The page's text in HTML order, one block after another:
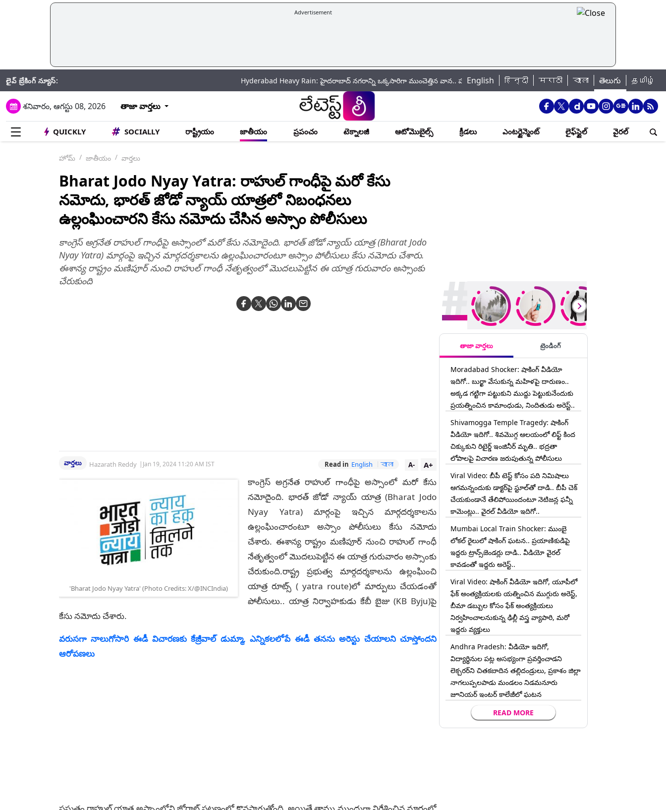
Advertisement
లైవ్ బ్రేకింగ్ న్యూస్: Hyderabad Heavy Rain: హైదరాబాద్‌ నగరాన్ని ఒక్కసారిగా ముంచెత్తిన వాన.. పలు ప్రాంతాల్లో భారీగా ట్రాఫిక్ జాం.. ప్రజలు ఇళ్ల నుంచి బయటకు రావొద్దని సూచన..
English हिन्दी मराठी বাংলা తెలుగు தமிழ்
శనివారం, ఆగస్టు 08, 2026 తాజా వార్తలు
QUICKLY SOCIALLY రాష్ట్రీయం జాతీయం ప్రపంచం టెక్నాలజీ ఆటోమొబైల్స్ క్రీడలు ఎంటర్టైన్మెంట్ లైఫ్‌స్టైల్ వైరల్
హోమ్ జాతీయం వార్తలు
Bharat Jodo Nyay Yatra: రాహుల్ గాంధీపై మరో కేసు
నమోదు, భారత్ జోడో న్యాయ్ యాత్రలో నిబంధనలు
ఉల్లంఘించారని కేసు నమోదు చేసిన అస్సాం పోలీసులు
కాంగ్రెస్ అగ్రనేత రాహుల్ గాంధీపై అస్సాంలో మరో కేసు నమోదైంది. భారత్ జోడో న్యాయ్ యాత్ర (Bharat Jodo
Nyay Yatra) మార్గంపై ఇచ్చిన మార్గదర్శకాలను ఉల్లంఘించారంటూ అస్సాం పోలీసులు కేసు నమోదు చేశారు.
ఈశాన్య రాష్ట్రం మణిపూర్ నుంచి రాహుల్ గాంధీ నేతృత్వంలో మొదలుపెట్టిన ఈ యాత్ర గురువారం అస్సాంకు
చేరుకుంది
వార్తలు Hazarath Reddy | Jan 19, 2024 11:20 AM IST Read in English বাংলা A+
A-
'Bharat Jodo Nyay Yatra' (Photo Credits: X/@INCIndia)
కాంగ్రెస్ అగ్రనేత రాహుల్ గాంధీపై అస్సాంలో మరో కేసు
నమోదైంది. భారత్ జోడో న్యాయ్ యాత్ర (Bharat Jodo
Nyay Yatra) మార్గంపై ఇచ్చిన మార్గదర్శకాలను
ఉల్లంఘించారంటూ అస్సాం పోలీసులు కేసు నమోదు
చేశారు. ఈశాన్య రాష్ట్రం మణిపూర్ నుంచి రాహుల్ గాంధీ
నేతృత్వంలో మొదలుపెట్టిన ఈ యాత్ర గురువారం అస్సాంకు
చేరుకుంది.రాష్ట్ర ప్రభుత్వ మార్గదర్శకాలను ఉల్లంఘించి
యాత్ర రూట్స్‌ ( yatra route)లో మార్పులు చేయడంతో
పోలీసులు.. యాత్ర నిర్వాహకుడు కేబీ బైజు (KB Byju)పై
కేసు నమోదు చేశారు.
వరుసగా నాలుగోసారి ఈడీ విచారణకు కేజ్రీవాల్‌ డుమ్మా, ఎన్నికలలోపే ఈడీ తనను అరెస్టు చేయాలని చూస్తోందని
ఆరోపణలు
తాజా వార్తలు ట్రెండింగ్
Moradabad Shocker: షాకింగ్ వీడియో
ఇదిగో.. బుర్ఖా వేసుకున్న మహిళపై దారుణం..
అక్కడ గట్టిగా పట్టుకుని ముద్దు పెట్టుకునేందుకు
ప్రయత్నించిన కామాంధుడు, నిందితుడు అరెస్ట్..
Shivamogga Temple Tragedy: షాకింగ్
వీడియో ఇదిగో.. శివమొగ్గ ఆలయంలో లిఫ్ట్ కింద
చిక్కుకుని రిటైర్డ్ ఇంజినీర్ మృతి.. భద్రతా
లోపాలపై విచారణ జరుపుతున్న పోలీసులు
Viral Video: బీపీ టెస్ట్‌ కోసం పది నిమిషాలు
ఆగమన్నందుకు డాక్టర్‌పై స్టూల్‌తో దాడి.. బీపీ చెక్
చేయకుండానే తేలిపోయిందంటూ నెటిజన్ల ఫన్నీ
కామెంట్లు.. వైరల్ వీడియో ఇదిగో..
Mumbai Local Train Shocker: ముంబై
లోకల్ రైలులో షాకింగ్ ఘటన.. ప్రయాణికుడిపై
ఇద్దరు ట్రాన్స్‌జెండర్లు దాడి.. వీడియో వైరల్
కావడంతో ఇద్దరు అరెస్ట్..
Viral Video: షాకింగ్ వీడియో ఇదిగో, యూపీలో
ఫేక్ అంత్యక్రియలకు యత్నించిన ముగ్గురు అరెస్ట్,
బీమా డబ్బుల కోసం ఫేక్ అంత్యక్రియలు
నిర్వహించాలనుకున్న ఢిల్లీ వస్త్ర వ్యాపారి, మరో
ఇద్దరు వ్యక్తులు
Andhra Pradesh: వీడియో ఇదిగో,
విద్యార్థినుల పట్ల అసభ్యంగా ప్రవర్తించాడని
లెక్చ‌ర‌ర్‌ని చిత‌క‌బాదిన త‌ల్లిదండ్రులు, ప్రకాశం జిల్లా
నాగలుప్పలపాడు మండలం నిడమనూరు
జూనియర్ ఇంటర్ కాలేజీలో ఘటన
READ MORE